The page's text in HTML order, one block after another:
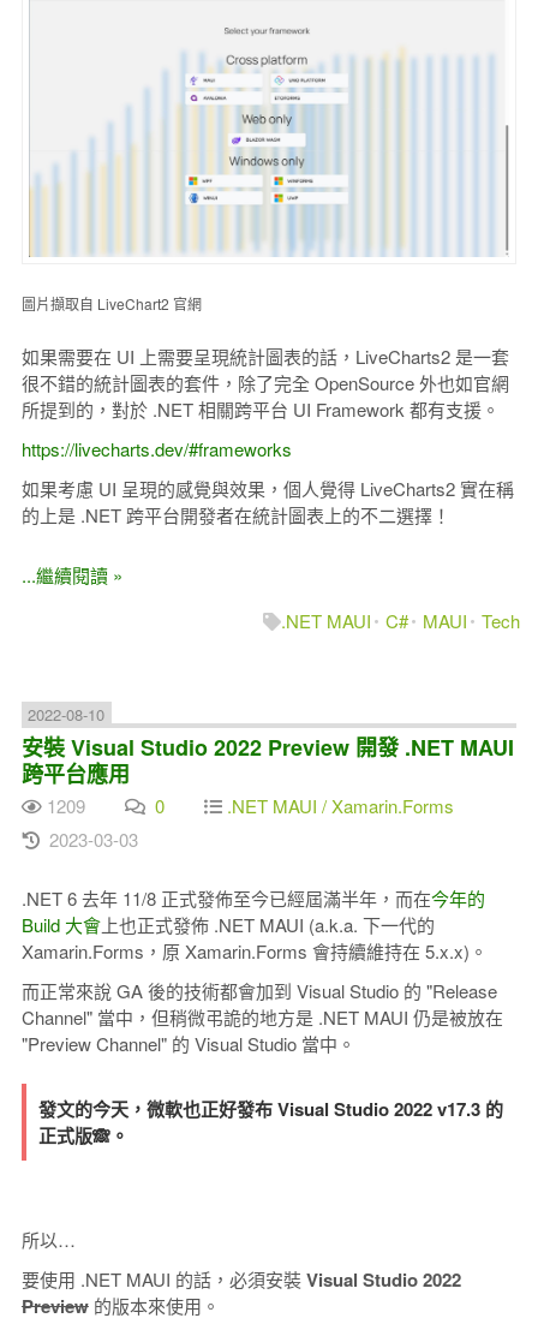
圖片擷取自 LiveChart2 官網
如果需要在 UI 上需要呈現統計圖表的話，LiveCharts2 是一套
很不錯的統計圖表的套件，除了完全 OpenSource 外也如官網
所提到的，對於 .NET 相關跨平台 UI Framework 都有支援。
https://livecharts.dev/#frameworks
如果考慮 UI 呈現的感覺與效果，個人覺得 LiveCharts2 實在稱
的上是 .NET 跨平台開發者在統計圖表上的不二選擇！
...繼續閱讀 »
.NET MAUI
C# MAUI Tech
2022-08-10
安裝 Visual Studio 2022 Preview 開發 .NET MAUI
跨平台應用
1209 0
.NET MAUI / Xamarin.Forms
2023-03-03
.NET 6 去年 11/8 正式發佈至今已經屆滿半年，而在今年的
Build 大會上也正式發佈 .NET MAUI (a.k.a. 下一代的
Xamarin.Forms，原 Xamarin.Forms 會持續維持在 5.x.x)。
而正常來說 GA 後的技術都會加到 Visual Studio 的 "Release
Channel" 當中，但稍微弔詭的地方是 .NET MAUI 仍是被放在
"Preview Channel" 的 Visual Studio 當中。
發文的今天，微軟也正好發布 Visual Studio 2022 v17.3 的
正式版🙈。
所以…
要使用 .NET MAUI 的話，必須安裝Visual Studio 2022
Preview的版本來使用。